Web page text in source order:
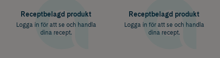
Receptbelagd produkt
Logga in för att se och handla
dina recept.
Receptbelagd produkt
Logga in för att se och handla
dina recept.